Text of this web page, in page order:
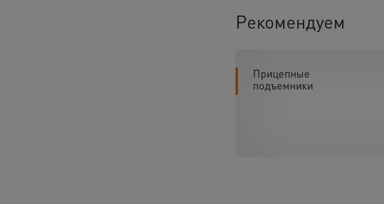
Рекомендуем
Прицепные
подъемники